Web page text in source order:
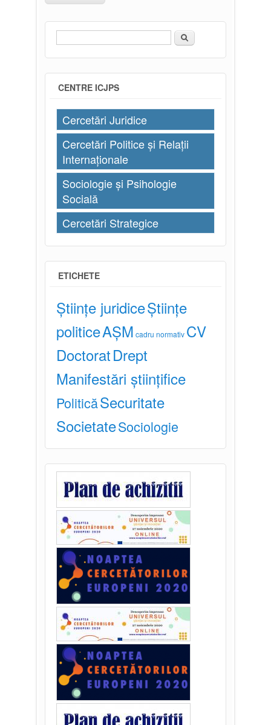
Formular de căutare
Căutare
CENTRE ICJPS
Cercetări Juridice
Cercetări Politice și Relații
Internaționale
Sociologie și Psihologie
Socială
Cercetări Strategice
ETICHETE
Științe juridiceȘtiințe
politiceAȘM cadru normativ CV
DoctoratDrept
Manifestări științifice
PoliticăSecuritate
SocietateSociologie